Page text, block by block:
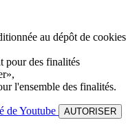
au dépôt de cookies
pour des finalités
,
l'ensemble des finalités.
de Youtube AUTORISER